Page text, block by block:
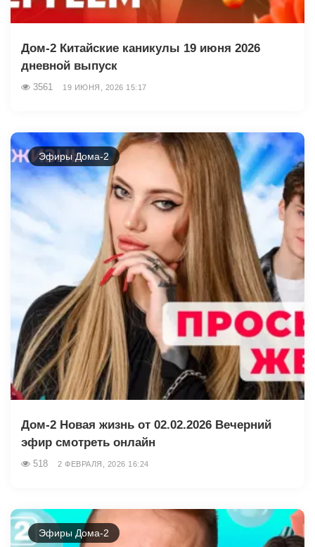
Дом-2 Китайские каникулы 19 июня 2026
дневной выпуск
3561 19 ИЮНЯ, 2026 15:17
Эфиры Дома-2
Дом-2 Новая жизнь от 02.02.2026 Вечерний
эфир смотреть онлайн
518 2 ФЕВРАЛЯ, 2026 16:24
Эфиры Дома-2